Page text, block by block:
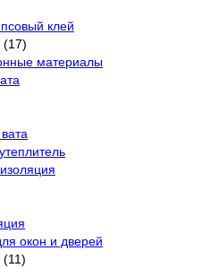
клей
(17)
материалы
окон и дверей
(11)